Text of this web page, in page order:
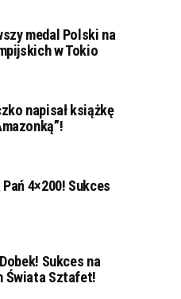
medal Polski na
w Tokio
napisał książkę
4×200! Sukces
Sukces na
Świata Sztafet!